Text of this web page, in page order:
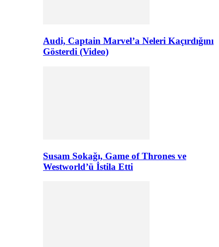
Audi, Captain Marvel’a Neleri Kaçırdığını
Gösterdi (Video)
Susam Sokağı, Game of Thrones ve
Westworld’ü İstila Etti